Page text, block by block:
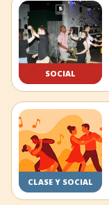
SOCIAL
CLASE Y SOCIAL